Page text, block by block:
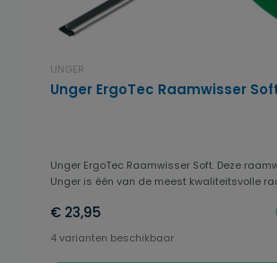
UNGER
Unger ErgoTec Raamwisser
Unger ErgoTec Raamwisser Soft. Deze
Unger is één van de meest kwaliteitsvolle
€ 23,95
4 varianten beschikbaar